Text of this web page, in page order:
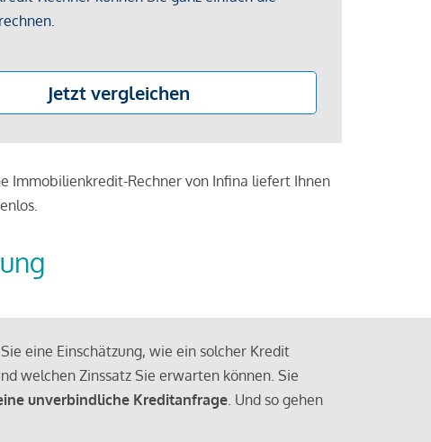
Immobilienkredit-Rechner von Infina liefert Ihnen
eine Einschätzung, wie ein solcher Kredit
welchen Zinssatz Sie erwarten können. Sie
unverbindliche Kreditanfrage. Und so gehen